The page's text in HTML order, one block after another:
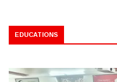
EDUCATIONS